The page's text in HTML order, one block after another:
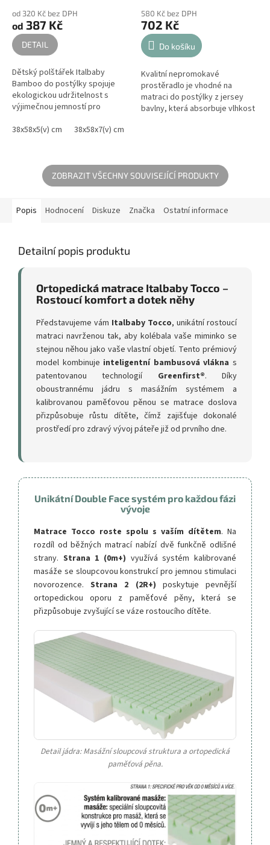
od 320 Kč bez DPH
od 387 Kč
DETAIL
Dětský polštářek Italbaby
Bamboo do postýlky spojuje
ekologickou udržitelnost s
výjimečnou jemností pro
antialergenních vláken v
38x58x5(v) cm 38x58x7(v) cm
580 Kč bez DPH
702 Kč
Do košíku
Kvalitní nepromokavé
prostěradlo je vhodné na
matraci do postýlky z jersey
bavlny, která absorbuje vlhkost
ZOBRAZIT VŠECHNY SOUVISEJÍCÍ PRODUKTY
Popis Hodnocení Diskuze Značka Ostatní informace
Detailní popis produktu
Ortopedická matrace Italbaby Tocco –
Rostoucí komfort a dotek něhy
Představujeme vám Italbaby Tocco, unikátní rostoucí
matraci navrženou tak, aby kolébala vaše miminko se
stejnou něhou jako vaše vlastní objetí. Tento prémiový
model kombinuje inteligentní bambusová vlákna s
patentovanou technologií Greenfirst®. Díky
oboustrannému jádru s masážním systémem a
kalibrovanou paměťovou pěnou se matrace doslova
přizpůsobuje růstu dítěte, čímž zajišťuje dokonalé
prostředí pro zdravý vývoj páteře již od prvního dne.
Unikátní Double Face systém pro každou fázi
vývoje
Matrace Tocco roste spolu s vaším dítětem. Na
rozdíl od běžných matrací nabízí dvě funkčně odlišné
strany. Strana 1 (0m+) využívá systém kalibrované
masáže se sloupcovou konstrukcí pro jemnou stimulaci
novorozence.Strana 2 (2R+) poskytuje pevnější
ortopedickou oporu z paměťové pěny, která se
přizpůsobuje zvyšující se váze rostoucího dítěte.
Detail jádra: Masážní sloupcová struktura a ortopedická
paměťová pěna.